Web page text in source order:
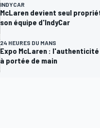
INDYCAR
McLaren devient seul
son équipe d'IndyCar
24 HEURES DU MANS
Expo McLaren : l'authenticité
à portée de main